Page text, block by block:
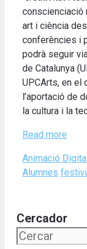
conscienciació
art i ciència
conferències i
podrà seguir
de Catalunya
UPCArts, en el
l’aportació de
la cultura i la
Read more
Categories
Animació
Alumnes Tags
Cercador